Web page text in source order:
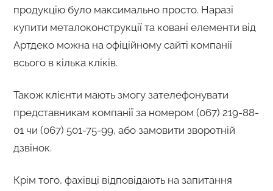
продукцію було максимально просто. Наразі
купити металоконструкції та ковані елементи від
Артдеко можна на офіційному сайті компанії
всього в кілька кліків.
Також клієнти мають змогу зателефонувати
представникам компанії за номером (067) 219-88-
01 чи (067) 501-75-99, або замовити зворотній
дзвінок.
Крім того, фахівці відповідають на запитання